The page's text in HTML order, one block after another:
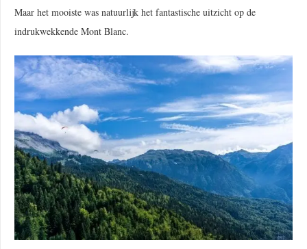
Maar het mooiste was natuurlijk het fantastische uitzicht op de
indrukwekkende Mont Blanc.